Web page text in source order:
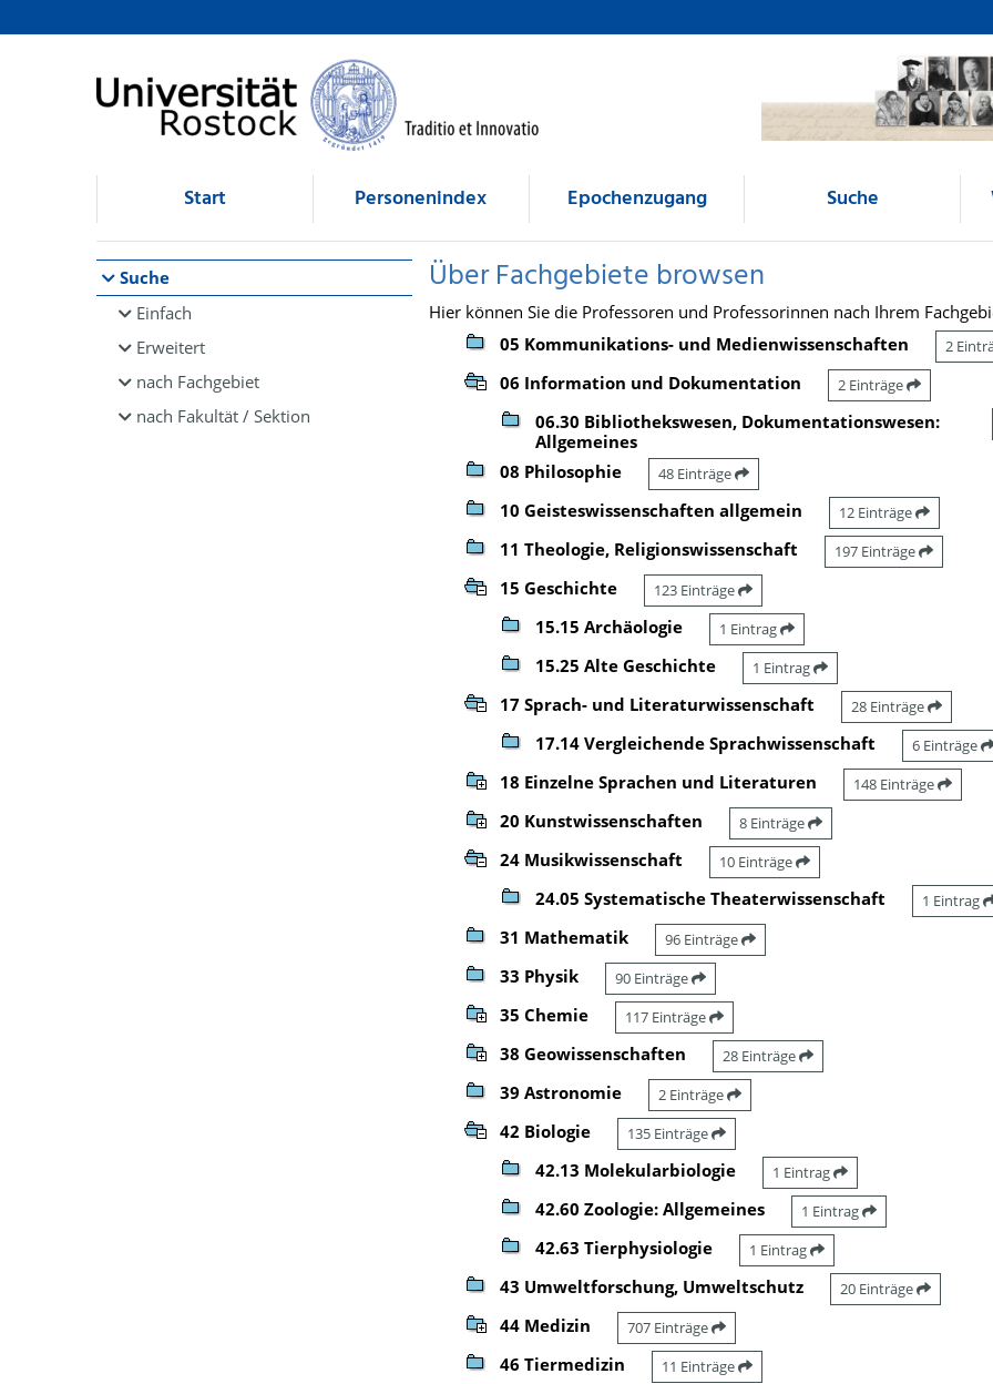
Browsen
direkt zum Inhalt
Start Personenindex Epochenzugang Suche
Suche
Einfach
Erweitert
nach Fachgebiet
nach Fakultät / Sektion
Über Fachgebiete browsen
Hier können Sie die Professoren und Professorinnen nach Ihrem
05 Kommunikations- und Medienwissenschaften
2
06 Information und Dokumentation 2 Einträge
06.30 Bibliothekswesen, Dokumentationswesen:
Allgemeines
08 Philosophie 48 Einträge
10 Geisteswissenschaften allgemein 12 Einträge
11 Theologie, Religionswissenschaft 197 Einträge
15 Geschichte 123 Einträge
15.15 Archäologie 1 Eintrag
15.25 Alte Geschichte 1 Eintrag
17 Sprach- und Literaturwissenschaft 28 Einträge
17.14 Vergleichende Sprachwissenschaft 6 Einträge
18 Einzelne Sprachen und Literaturen 148 Einträge
20 Kunstwissenschaften 8 Einträge
24 Musikwissenschaft 10 Einträge
24.05 Systematische Theaterwissenschaft 1 Eintrag
31 Mathematik 96 Einträge
33 Physik 90 Einträge
35 Chemie 117 Einträge
38 Geowissenschaften 28 Einträge
39 Astronomie 2 Einträge
42 Biologie 135 Einträge
42.13 Molekularbiologie 1 Eintrag
42.60 Zoologie: Allgemeines 1 Eintrag
42.63 Tierphysiologie 1 Eintrag
43 Umweltforschung, Umweltschutz 20 Einträge
44 Medizin 707 Einträge
46 Tiermedizin 11 Einträge